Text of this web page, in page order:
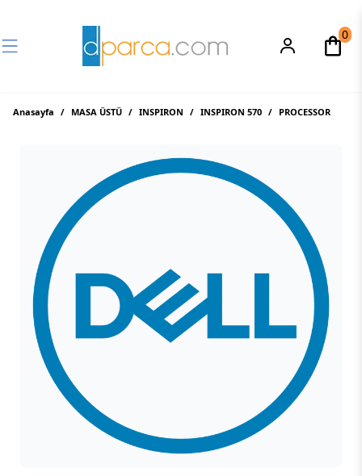
0
Anasayfa / MASA ÜSTÜ / INSPIRON / INSPIRON 570 / PROCESSOR